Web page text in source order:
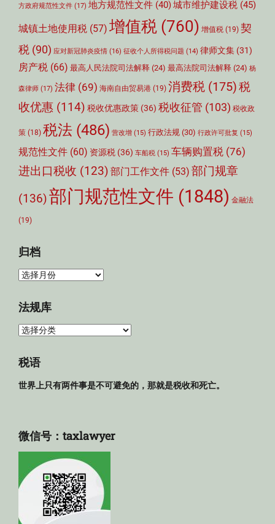
方政府规范性文件 (17) 地方规范性文件 (40)城市维护建设税 (45)
城镇土地使用税 (57) 增值税 (760) 增值税 (19) 契
税 (90) 应对新冠肺炎疫情 (16) 征收个人所得税问题 (14) 律师文集 (31)
房产税 (66) 最高人民法院司法解释 (24) 最高法院司法解释 (24) 杨
森律师 (17) 法律 (69) 海南自由贸易港 (19) 消费税 (175)税
收优惠 (114) 税收优惠政策 (36) 税收征管 (103) 税收政
策 (18) 税法 (486) 营改增 (15) 行政法规 (30) 行政许可批复 (15)
规范性文件 (60) 资源税 (36) 车船税 (15) 车辆购置税 (76)
进出口税收 (123) 部门工作文件 (53) 部门规章
(136)部门规范性文件 (1848) 金融法
(19)
归档
归
法规库
法
库
税语
世界上只有两件事是不可避免的，那就是税收和死亡。
微信号：taxlawyer